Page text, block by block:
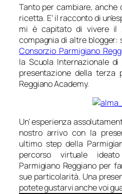
Tanto per cambiare, anche
ricetta. E’ il racconto di
mi è capitato di vivere il
compagnia di altre
Consorzio Parmigiano
la Scuola Internazionale
presentazione della terza
Reggiano Academy.
Un’ esperienza
nostro arrivo con la
ultimo step della
percorso virtuale
Parmigiano Reggiano per
sue particolarità. Una
potete gustarvi anche voi